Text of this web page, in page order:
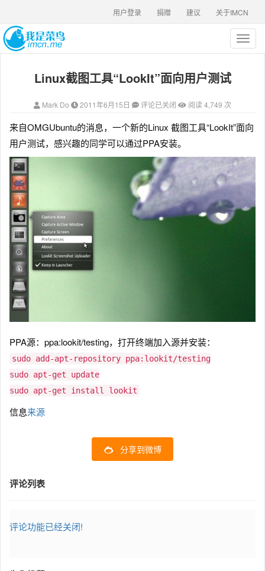
关于IMCN
建议
捐赠
用户登录
T
o
a
v
g
a
t
o
Linux截图工具“LookIt”面向用户测试
Mark Do 2011年6月15日 评论已关闭 阅读 4,749 次
来自OMGUbuntu的消息，一个新的Linux 截图工具“LookIt”面向
用户测试，感兴趣的同学可以通过PPA安装。
PPA源：ppa:lookit/testing，打开终端加入源并安装：
sudo add-apt-repository ppa:lookit/testing
sudo apt-get update
sudo apt-get install lookit
信息来源
分享到微博
评论列表
评论功能已经关闭!